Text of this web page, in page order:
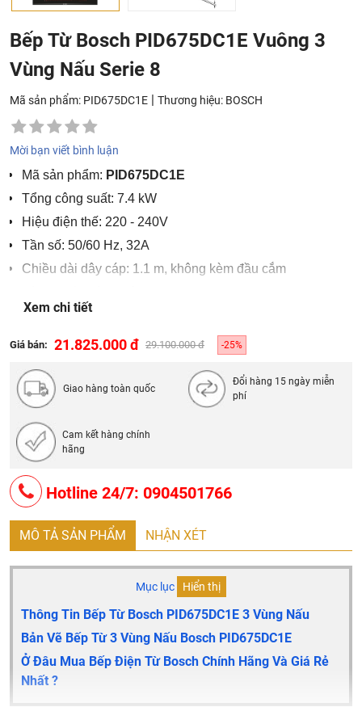
Bếp Từ Bosch PID675DC1E Vuông 3
Vùng Nấu Serie 8
Mã sản phẩm: PID675DC1E | Thương hiệu: BOSCH
Mời bạn viết bình luận
Mã sản phẩm: PID675DC1E
Tổng công suất: 7.4 kW
Hiệu điện thế: 220 - 240V
Tần số: 50/60 Hz, 32A
Chiều dài dây cáp: 1.1 m, không kèm đầu cắm
Kích thước hộc bếp: 560-562R x 490-502S x 59C mm
Xem chi tiết
Giá bán: 21.825.000 đ 29.100.000 đ -25%
Giao hàng toàn quốc
Đổi hàng 15 ngày miễn
phí
Cam kết hàng chính
hãng
Hotline 24/7: 0904501766
MÔ TẢ SẢN PHẨM NHẬN XÉT
Mục lục Hiển thị
Thông Tin Bếp Từ Bosch PID675DC1E 3 Vùng Nấu
Bản Vẽ Bếp Từ 3 Vùng Nấu Bosch PID675DC1E
Ở Đâu Mua Bếp Điện Từ Bosch Chính Hãng Và Giá Rẻ
Nhất ?